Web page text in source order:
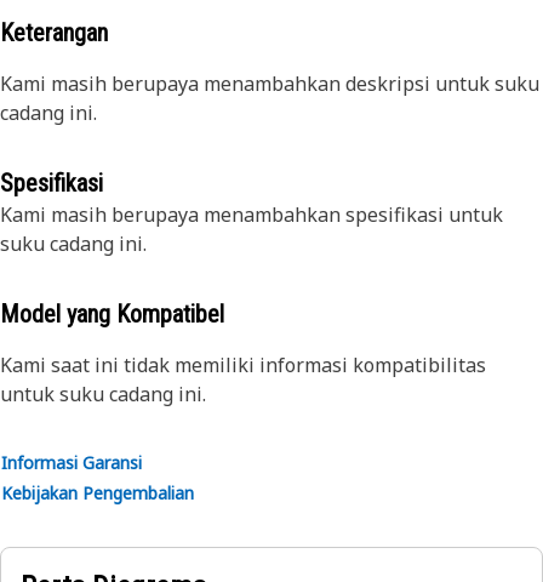
Keterangan
Kami masih berupaya menambahkan deskripsi untuk suku
cadang ini.
Spesifikasi
Kami masih berupaya menambahkan spesifikasi untuk
suku cadang ini.
Model yang Kompatibel
Kami saat ini tidak memiliki informasi kompatibilitas
untuk suku cadang ini.
Informasi Garansi
Kebijakan Pengembalian